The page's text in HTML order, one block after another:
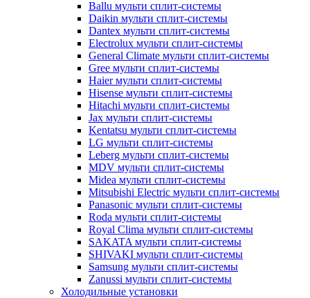
Ballu мульти сплит-системы
Daikin мульти сплит-системы
Dantex мульти сплит-системы
Electrolux мульти сплит-системы
General Climate мульти сплит-системы
Gree мульти сплит-системы
Haier мульти сплит-системы
Hisense мульти сплит-системы
Hitachi мульти сплит-системы
Jax мульти сплит-системы
Kentatsu мульти сплит-системы
LG мульти сплит-системы
Leberg мульти сплит-системы
MDV мульти сплит-системы
Midea мульти сплит-системы
Mitsubishi Electric мульти сплит-системы
Panasonic мульти сплит-системы
Roda мульти сплит-системы
Royal Clima мульти сплит-системы
SAKATA мульти сплит-системы
SHIVAKI мульти сплит-системы
Samsung мульти сплит-системы
Zanussi мульти сплит-системы
Холодильные установки